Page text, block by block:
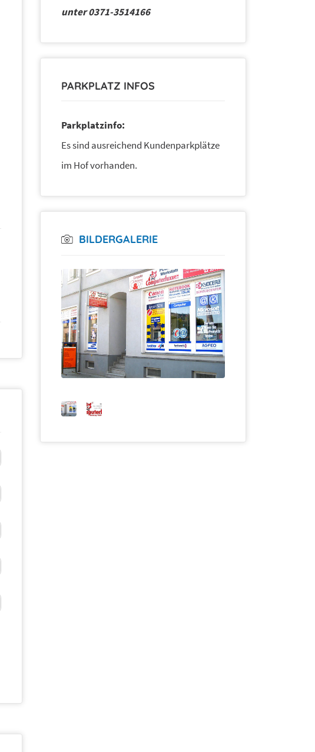
unter 0371-3514166
PARKPLATZ INFOS
Parkplatzinfo:
Es sind ausreichend Kundenparkplätze
im Hof vorhanden.
BILDERGALERIE